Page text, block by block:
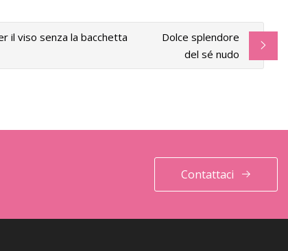
il viso senza la bacchetta
Dolce splendore
del sé nudo
Contattaci